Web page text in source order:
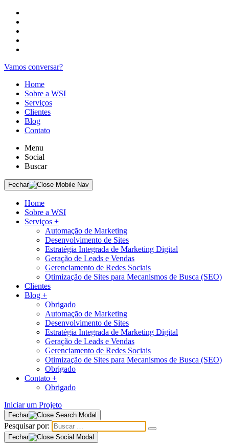
Vamos conversar?
Home
Sobre a WSI
Serviços
Clientes
Blog
Contato
Menu
Social
Buscar
Fechar
Home
Sobre a WSI
Serviços +
Automação de Marketing
Desenvolvimento de Sites
Estratégia Integrada de Marketing Digital
Geração de Leads e Vendas
Gerenciamento de Redes Sociais
Otimização de Sites para Mecanismos de Busca (SEO)
Clientes
Blog +
Obrigado
Automação de Marketing
Desenvolvimento de Sites
Estratégia Integrada de Marketing Digital
Geração de Leads e Vendas
Gerenciamento de Redes Sociais
Otimização de Sites para Mecanismos de Busca (SEO)
Obrigado
Contato +
Obrigado
Iniciar um Projeto
Fechar
Pesquisar por:
Fechar